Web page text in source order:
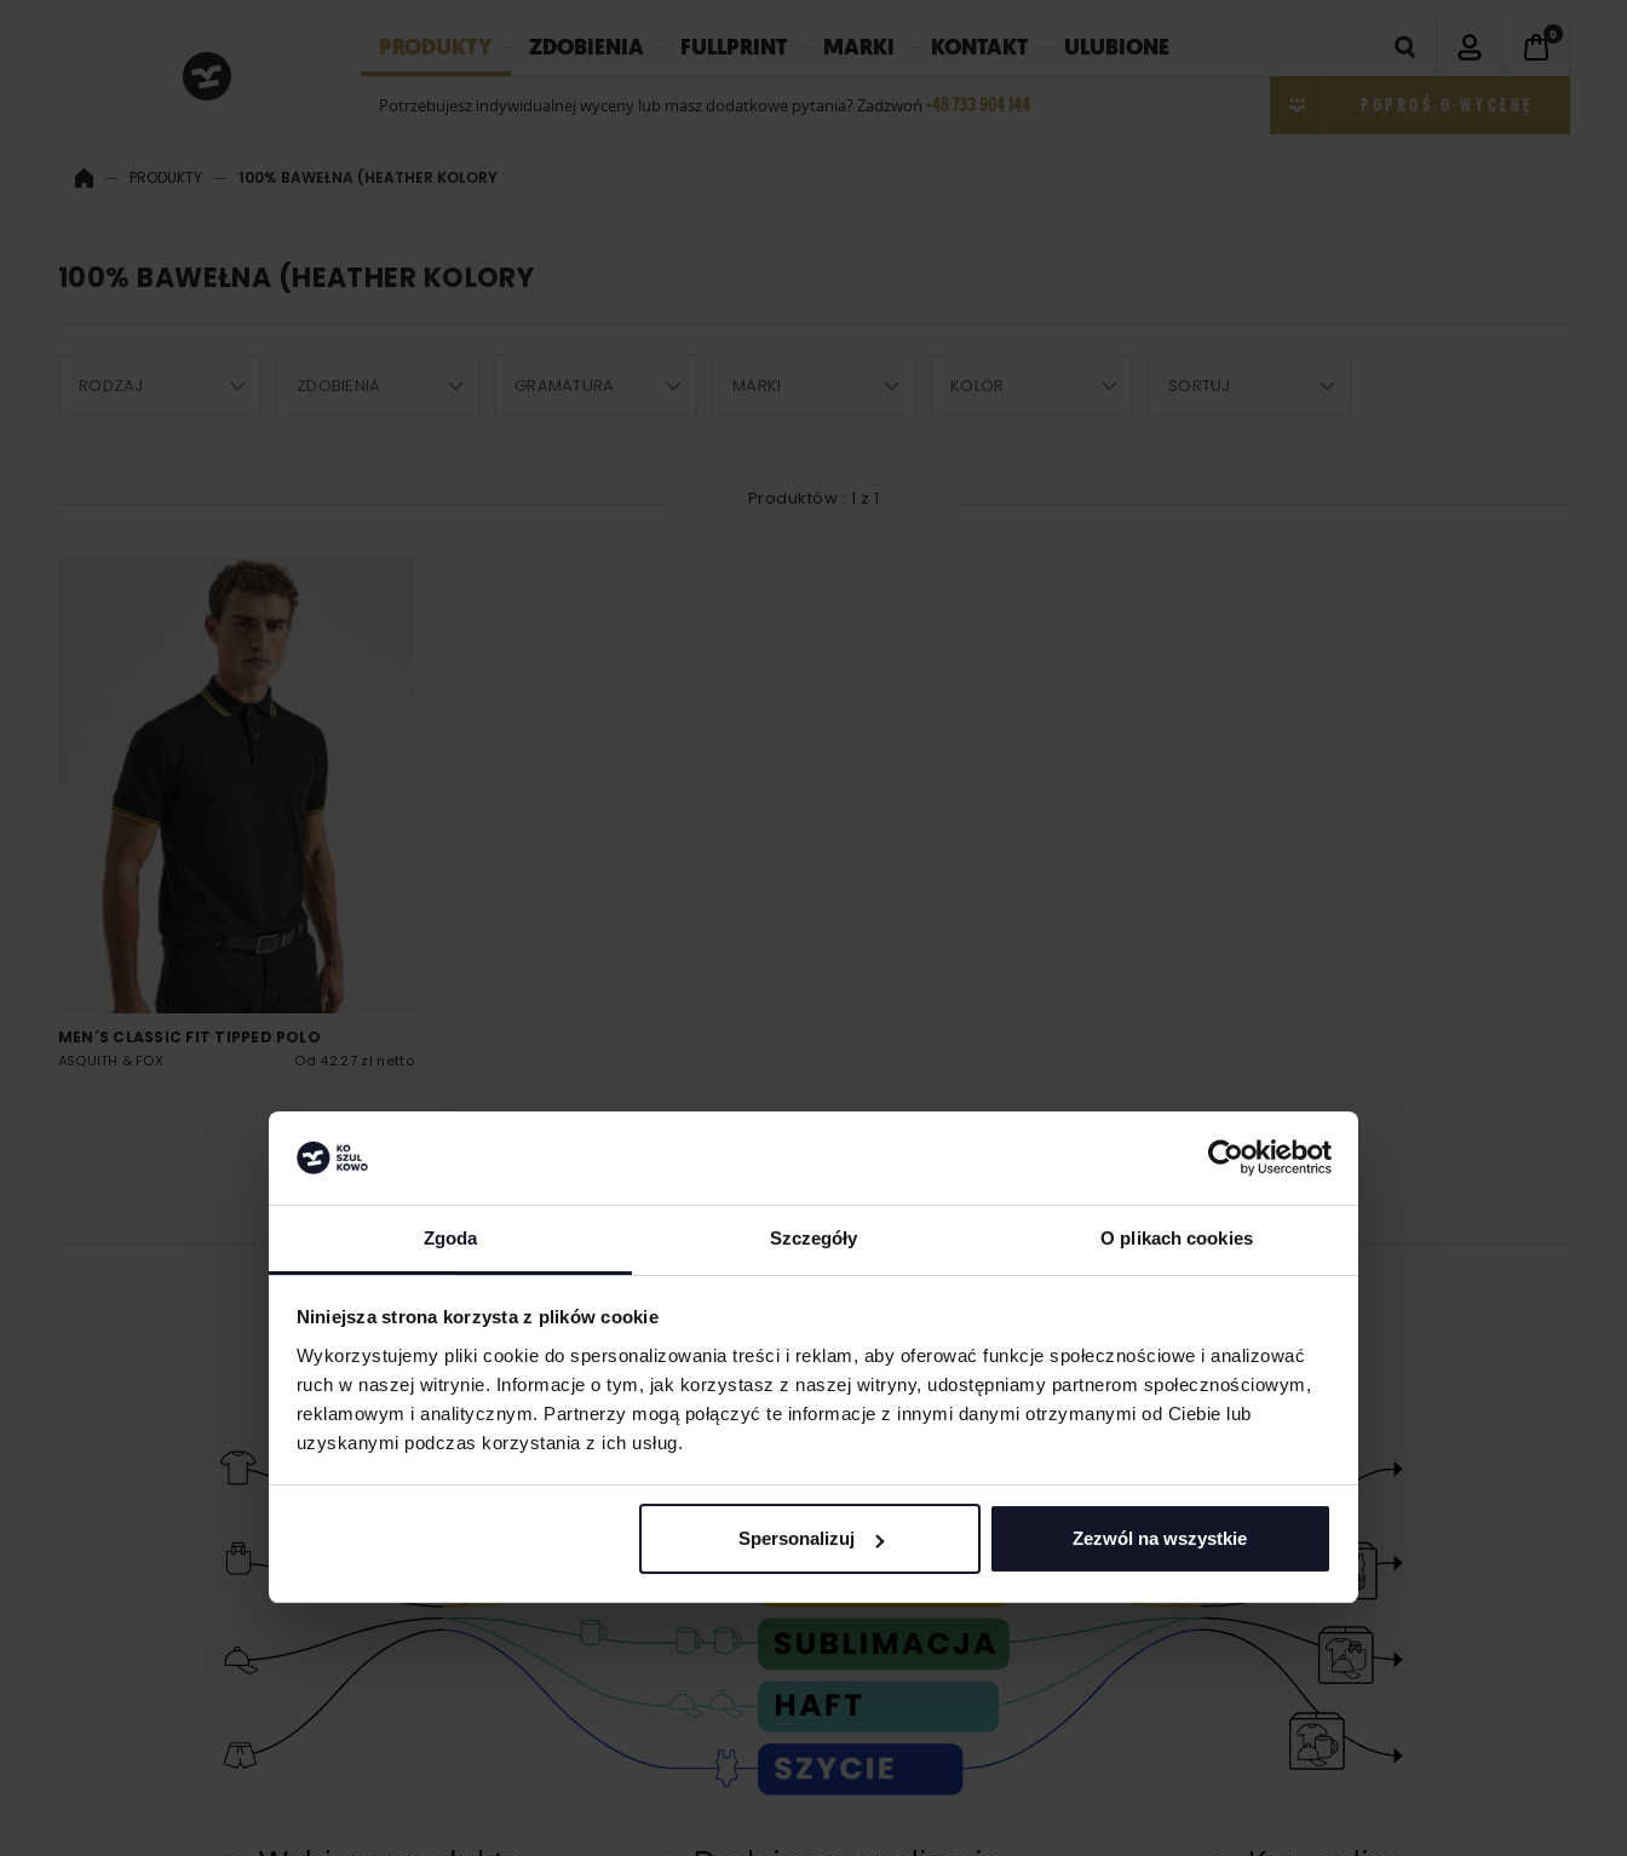
Zgoda Szczegóły O plikach cookies
Niniejsza strona korzysta z plików cookie
Wykorzystujemy pliki cookie do spersonalizowania treści i reklam, aby oferować funkcje społecznościowe i analizować
ruch w naszej witrynie. Informacje o tym, jak korzystasz z naszej witryny, udostępniamy partnerom społecznościowym,
reklamowym i analitycznym. Partnerzy mogą połączyć te informacje z innymi danymi otrzymanymi od Ciebie lub
uzyskanymi podczas korzystania z ich usług.
Spersonalizuj Zezwól na wszystkie
PRODUKTY ZDOBIENIA FULLPRINT MARKI KONTAKT ULUBIONE
Potrzebujesz indywidualnej wyceny lub masz dodatkowe pytania? Zadzwoń +48 733 904 144
0
POPROŚ O WYCENĘ
PRODUKTY 100% BAWEŁNA (HEATHER KOLORY
100% BAWEŁNA (HEATHER KOLORY
RODZAJ ZDOBIENIA GRAMATURA MARKI KOLOR SORTUJ
Produktów : 1 z 1
MEN´S CLASSIC FIT TIPPED POLO
ASQUITH & FOX Od 42.27 zł netto
ZAMÓW PRODUKTY ZE ZNAKOWANIEM ONLINE